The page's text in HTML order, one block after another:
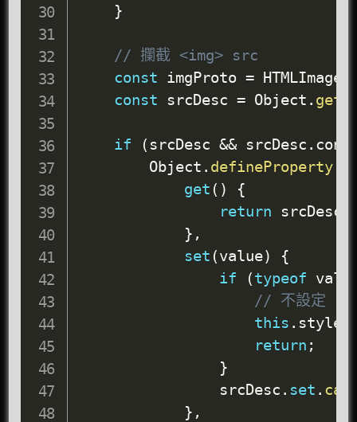
}
// 攔截 <img> src
const imgProto =
const srcDesc = Object .
if ( srcDesc && srcDesc .
        Object
. defineProperty
get ( )
{
return srcDesc
} ,
set (value)
{
if
(typeof
// 不設定 src
this . style
return ;
}
                srcDesc
. set .
} ,